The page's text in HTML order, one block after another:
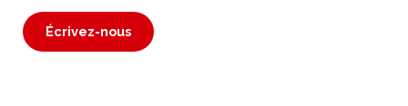
Écrivez-nous